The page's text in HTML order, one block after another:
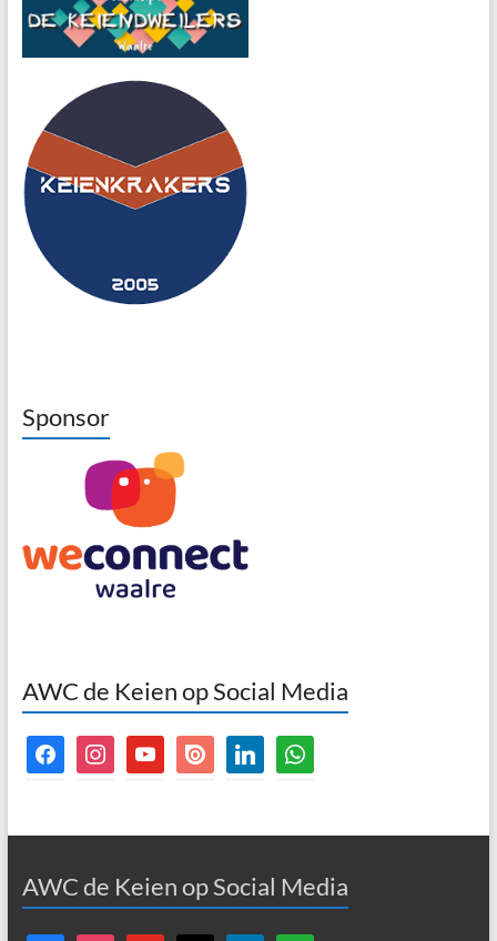
Sponsor
AWC de Keien op Social Media
facebookinstagramyoutubeissuu linkedinwhatsapp
AWC de Keien op Social Media